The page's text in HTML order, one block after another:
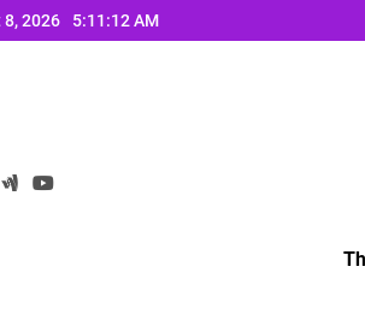
2026 5:11:13 AM